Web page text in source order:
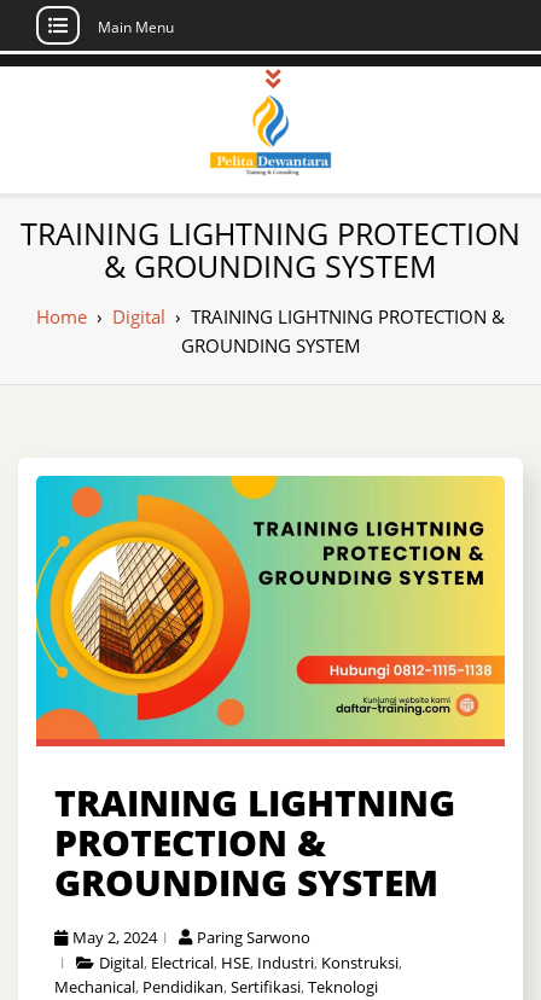
Skip
Main Menu
Pusat Pelatihan
dan Sertifikasi –
Daftar Training
Indonesia
Sertifikasi di Indonesia
TRAINING LIGHTNING PROTECTION
& GROUNDING SYSTEM
Home › Digital › TRAINING LIGHTNING PROTECTION &
GROUNDING SYSTEM
TRAINING LIGHTNING
PROTECTION &
GROUNDING SYSTEM
May 2, 2024
Paring Sarwono
Digital, Electrical, HSE, Industri, Konstruksi,
Mechanical, Pendidikan,Sertifikasi,Teknologi